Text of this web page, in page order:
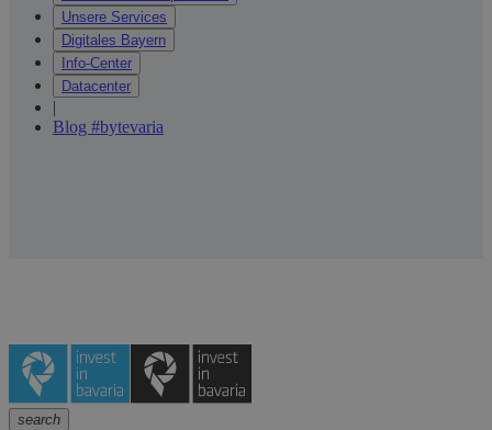
Unsere Services
Digitales Bayern
Info-Center
Datacenter
|
Blog #bytevaria
search